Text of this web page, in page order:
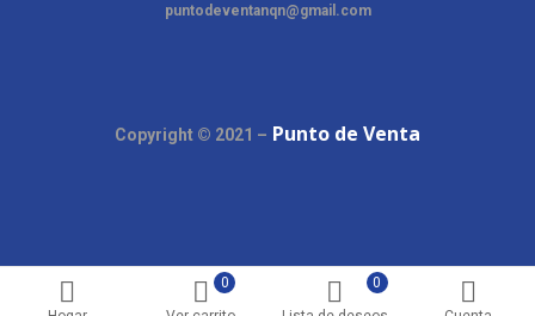
0
0
puntodeventanqn@gmail.com
Copyright © 2021 – Punto de Venta